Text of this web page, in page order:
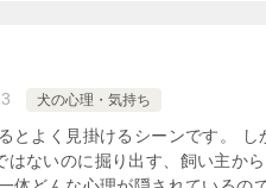
犬の心理・気持ち
とよく見掛けるシーンです。 し
ないのに掘り出す、飼い主か